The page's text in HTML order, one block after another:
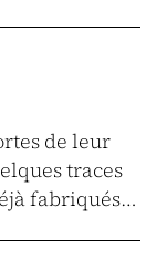
de leur
traces
fabriqués…